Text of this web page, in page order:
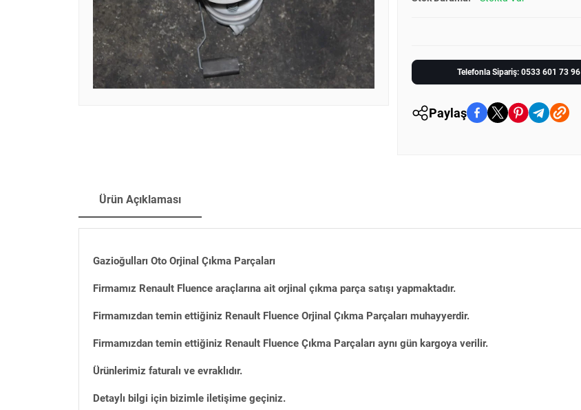
Telefonla Sipariş: 0533 601 73 96
Paylaş
Ürün Açıklaması
Gazioğulları Oto Orjinal Çıkma Parçaları
Firmamız Renault Fluence araçlarına ait orjinal çıkma parça satışı yapmaktadır.
Firmamızdan temin ettiğiniz Renault Fluence Orjinal Çıkma Parçaları muhayyerdir.
Firmamızdan temin ettiğiniz Renault Fluence Çıkma Parçaları aynı gün kargoya verilir.
Ürünlerimiz faturalı ve evraklıdır.
Detaylı bilgi için bizimle iletişime geçiniz.